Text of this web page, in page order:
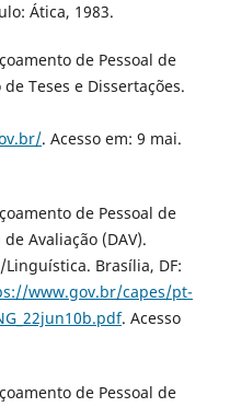
Ática, 1983.
de Pessoal de
Teses e Dissertações.
. Acesso em: 9 mai.
de Pessoal de
Avaliação (DAV).
Brasília, DF:
www.gov.br/capes/pt-
. Acesso
de Pessoal de